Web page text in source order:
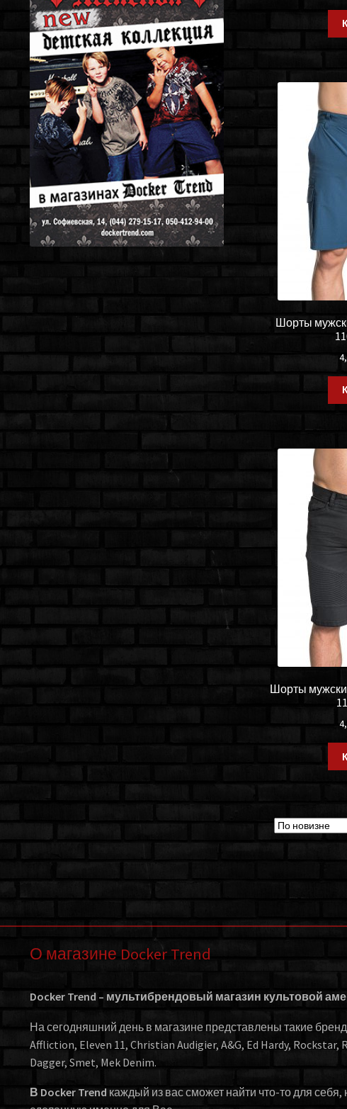
Шорты
Шорты
О магазине Docker Trend
Docker Trend – мультибрендовый магазин культовой
На сегодняшний день в магазине представлены такие
Affliction, Eleven 11, Christian Audigier, A&G, Ed Hardy, Rockstar,
Dagger, Smet, Mek Denim.
В Docker Trend каждый из вас сможет найти что-то для себя,